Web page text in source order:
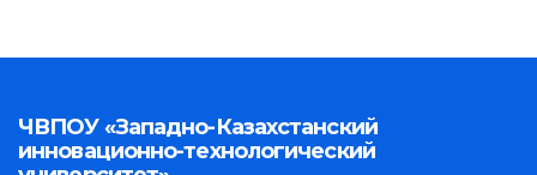
ЧВПОУ «Западно-Казахстанский
инновационно-технологический